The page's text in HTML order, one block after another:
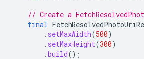
// Create a
final
. setMaxWidth(500)
. setMaxHeight(300)
.build();